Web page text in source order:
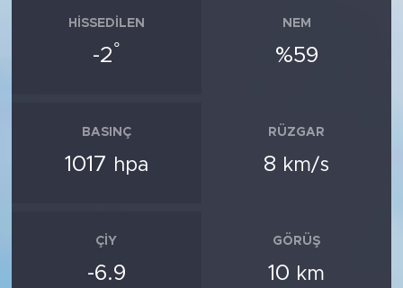
HISSEDILEN
-2°
NEM
%59
BASINÇ
1017 hpa
RÜZGAR
8 km/s
ÇIY
-6.9
GÖRÜŞ
10 km